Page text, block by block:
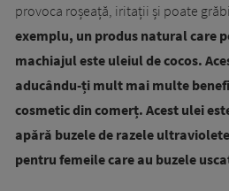
provoca roșeață, iritații și poate
exemplu, un produs natural care
machiajul este uleiul de cocos.
aducându-ți mult mai multe
cosmetic din comerț. Acest ulei
apără buzele de razele
pentru femeile care au buzele